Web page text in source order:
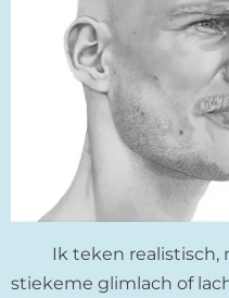
Ik teken realistisch,
stiekeme glimlach of